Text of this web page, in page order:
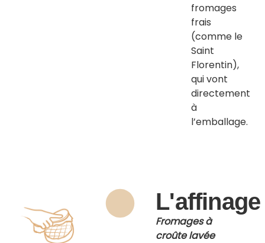
fromages
frais
(comme le
Saint
Florentin),
qui vont
directement
à
l’emballage.
L'affinage
Fromages à
croûte lavée